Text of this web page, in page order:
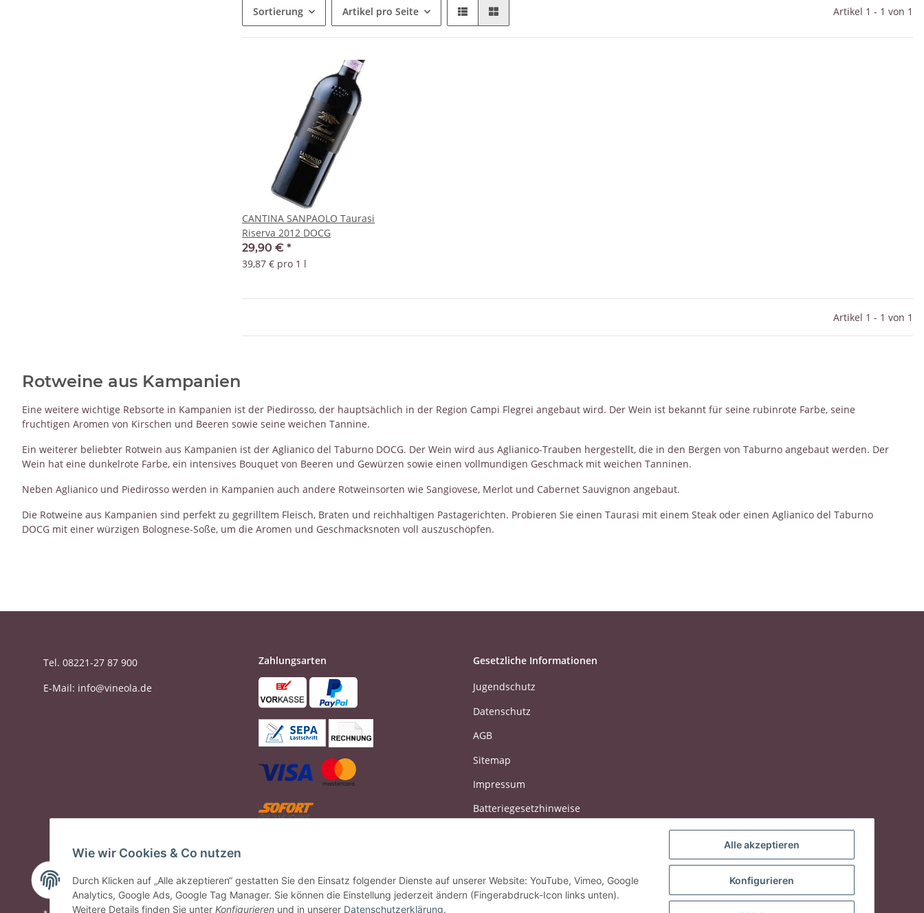
Sortierung Artikel pro Seite Artikel 1 - 1 von 1
CANTINA SANPAOLO Taurasi
Riserva 2012 DOCG
29,90 € *
39,87 € pro 1 l
Artikel 1 - 1 von 1
Rotweine aus Kampanien
Eine weitere wichtige Rebsorte in Kampanien ist der Piedirosso, der hauptsächlich in der Region Campi Flegrei angebaut wird. Der Wein ist bekannt für seine rubinrote Farbe, seine
fruchtigen Aromen von Kirschen und Beeren sowie seine weichen Tannine.
Ein weiterer beliebter Rotwein aus Kampanien ist der Aglianico del Taburno DOCG. Der Wein wird aus Aglianico-Trauben hergestellt, die in den Bergen von Taburno angebaut werden. Der
Wein hat eine dunkelrote Farbe, ein intensives Bouquet von Beeren und Gewürzen sowie einen vollmundigen Geschmack mit weichen Tanninen.
Neben Aglianico und Piedirosso werden in Kampanien auch andere Rotweinsorten wie Sangiovese, Merlot und Cabernet Sauvignon angebaut.
Die Rotweine aus Kampanien sind perfekt zu gegrilltem Fleisch, Braten und reichhaltigen Pastagerichten. Probieren Sie einen Taurasi mit einem Steak oder einen Aglianico del Taburno
DOCG mit einer würzigen Bolognese-Soße, um die Aromen und Geschmacksnoten voll auszuschöpfen.
Tel. 08221-27 87 900
E-Mail: info@vineola.de
Zahlungsarten Gesetzliche Informationen
Jugendschutz
Datenschutz
AGB
Sitemap
Impressum
Batteriegesetzhinweise
Vertrag widerrufen
Wie wir Cookies & Co nutzen
Durch Klicken auf „Alle akzeptieren“ gestatten Sie den Einsatz folgender Dienste auf unserer Website: YouTube, Vimeo, Google
Analytics, Google Ads, Google Tag Manager. Sie können die Einstellung jederzeit ändern (Fingerabdruck-Icon links unten).
Weitere Details finden Sie unter Konfigurieren und in unserer Datenschutzerklärung.
Alle akzeptieren
Konfigurieren